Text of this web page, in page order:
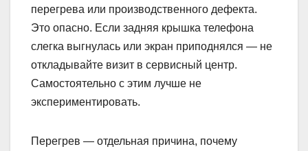
перегрева или производственного дефекта.
Это опасно. Если задняя крышка телефона
слегка выгнулась или экран приподнялся — не
откладывайте визит в сервисный центр.
Самостоятельно с этим лучше не
экспериментировать.
Перегрев — отдельная причина, почему